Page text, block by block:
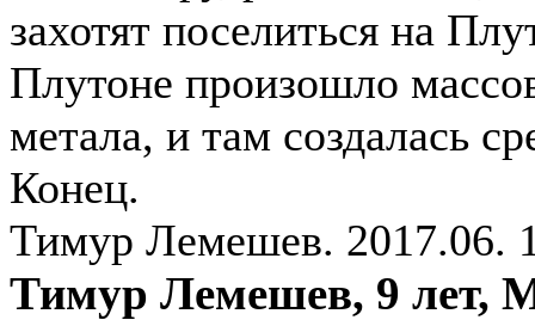
захотят поселиться на
Плутоне произошло
метала, и там создалась
Конец.
Тимур Лемешев. 2017.06.
Тимур Лемешев, 9 лет,